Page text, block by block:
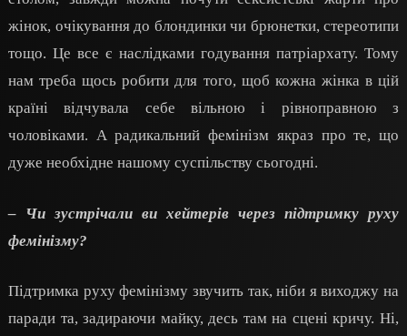
жінок, очікування до блондинки чи брюнетки, стереотипи
тощо. Це все є наслідками годування патріархату. Тому
нам треба щось робити для того, щоб кожна жінка в цій
країні відчувала себе вільною і рівноправною з
чоловіками. А радикальний фемінізм якраз про те, що
дуже необхідне нашому суспільству сьогодні.
– Чи зустрічали ви хейтерів через підтримку руху
фемінізму?
Підтримка руху фемінізму звучить так, ніби я виходжу на
паради та, задираючи майку, десь там на сцені кричу. Ні,